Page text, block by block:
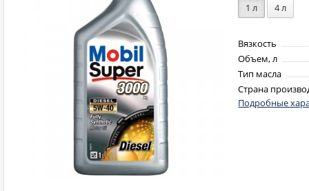
1 л 4 л
Вязкость
Объем, л
Тип масла
Страна
Подробные